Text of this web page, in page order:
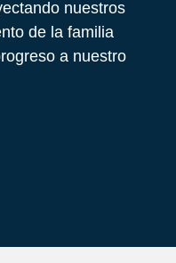
nuestros
de la familia
a nuestro